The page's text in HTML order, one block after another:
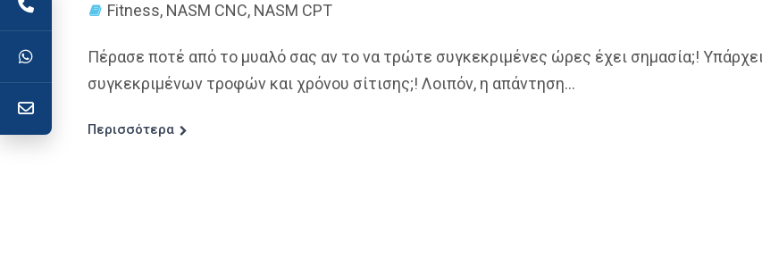
Fitness, NASM CNC, NASM CPT
Πέρασε ποτέ από το μυαλό σας αν το να τρώτε συγκεκριμένες ώρες έχει σημασία;!
συγκεκριμένων τροφών και χρόνου σίτισης;! Λοιπόν, η απάντηση...
Περισσότερα